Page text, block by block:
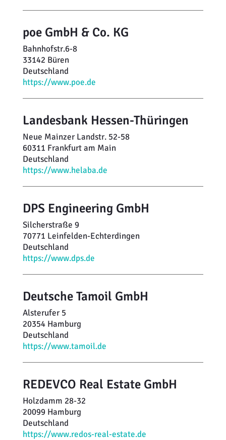
poe GmbH & Co. KG
Bahnhofstr.6-8
33142 Büren
Deutschland
https://www.poe.de
Landesbank Hessen-Thüringen
Neue Mainzer Landstr. 52-58
60311 Frankfurt am Main
Deutschland
https://www.helaba.de
DPS Engineering GmbH
Silcherstraße 9
70771 Leinfelden-Echterdingen
Deutschland
https://www.dps.de
Deutsche Tamoil GmbH
Alsterufer 5
20354 Hamburg
Deutschland
https://www.tamoil.de
REDEVCO Real Estate GmbH
Holzdamm 28-32
20099 Hamburg
Deutschland
https://www.redos-real-estate.de